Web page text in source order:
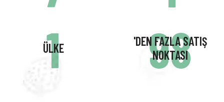
ÜLKE
2
'DEN FAZLA SATIŞ
NOKTASI
131